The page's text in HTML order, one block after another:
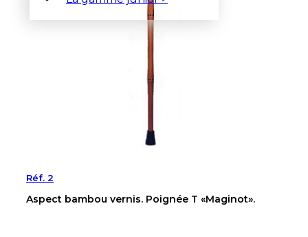
Réf. 2
Aspect bambou vernis. Poignée T «Maginot».